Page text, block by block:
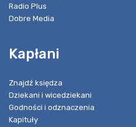
Radio Plus
Dobre Media
Kapłani
Znajdź księdza
Dziekani i wicedziekani
Godności i odznaczenia
Kapituły